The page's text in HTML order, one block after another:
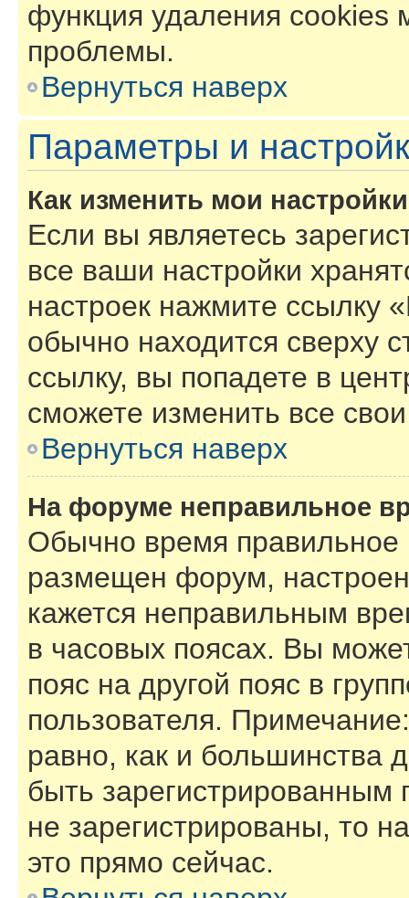
функция удаления cookies
проблемы.
Вернуться наверх
Параметры и
Как изменить мои
Если вы являетесь
все ваши настройки
настроек нажмите ссылку
обычно находится сверху
ссылку, вы попадете в
сможете изменить все
Вернуться наверх
На форуме неправильное
Обычно время правильное
размещен форум,
кажется неправильным
в часовых поясах. Вы
пояс на другой пояс в
пользователя.
равно, как и большинства
быть
не зарегистрированы, то
это прямо сейчас.